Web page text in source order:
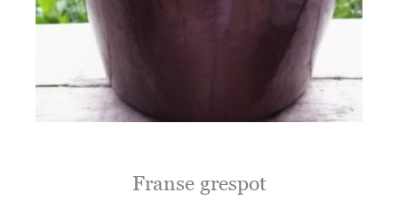
Franse grespot